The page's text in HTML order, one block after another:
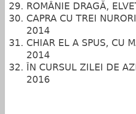
ROMÂNIE DRAGĂ,
CAPRA CU TREI
2014
CHIAR EL A SPUS, CU
2014
ÎN CURSUL ZILEI DE
2016